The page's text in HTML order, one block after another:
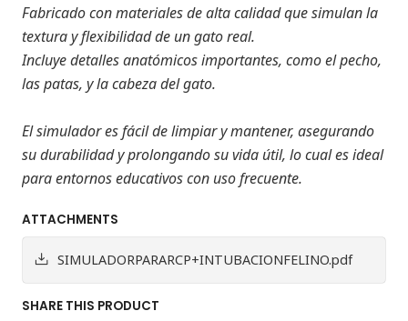
Fabricado con materiales de alta calidad que simulan la
textura y flexibilidad de un gato real.
Incluye detalles anatómicos importantes, como el pecho,
las patas, y la cabeza del gato.
El simulador es fácil de limpiar y mantener, asegurando
su durabilidad y prolongando su vida útil, lo cual es ideal
para entornos educativos con uso frecuente.
ATTACHMENTS
SIMULADORPARARCP+INTUBACIONFELINO.pdf
SHARE THIS PRODUCT